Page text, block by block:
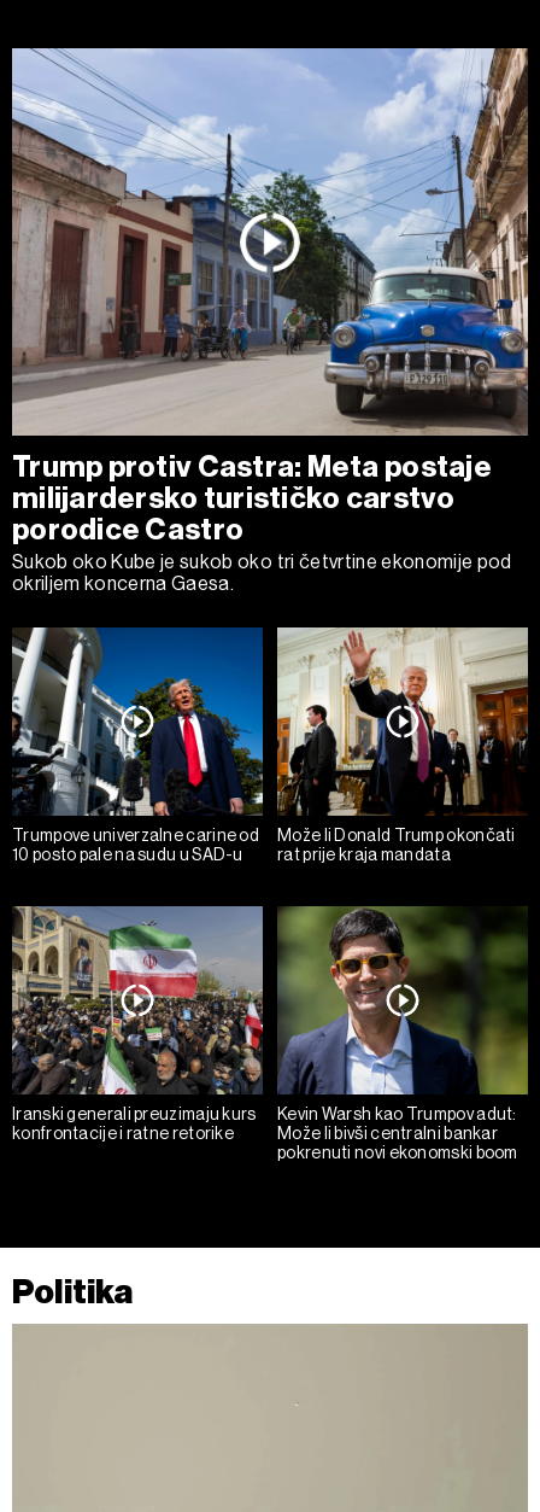
Trump protiv Castra: Meta postaje
milijardersko turističko carstvo
porodice Castro
Sukob oko Kube je sukob oko tri četvrtine ekonomije pod
okriljem koncerna Gaesa.
Trumpove univerzalne carine od
10 posto pale na sudu u SAD-u
Može li Donald Trump okončati
rat prije kraja mandata
Iranski generali preuzimaju kurs
konfrontacije i ratne retorike
Kevin Warsh kao Trumpov adut:
Može li bivši centralni bankar
pokrenuti novi ekonomski boom
Politika